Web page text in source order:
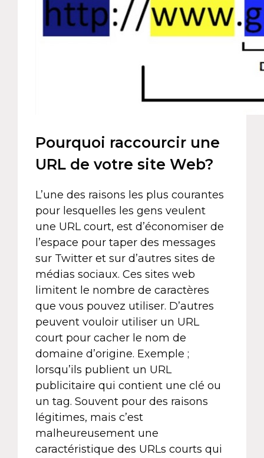
Pourquoi raccourcir une
URL de votre site Web?
L’une des raisons les plus courantes
pour lesquelles les gens veulent
une URL court, est d’économiser de
l’espace pour taper des messages
sur Twitter et sur d’autres sites de
médias sociaux. Ces sites web
limitent le nombre de caractères
que vous pouvez utiliser. D’autres
peuvent vouloir utiliser un URL
court pour cacher le nom de
domaine d’origine. Exemple ;
lorsqu’ils publient un URL
publicitaire qui contient une clé ou
un tag. Souvent pour des raisons
légitimes, mais c’est
malheureusement une
caractéristique des URLs courts qui